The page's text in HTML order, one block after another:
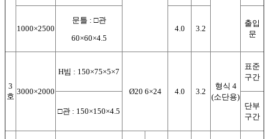
1000×2500
문틀 : □관
60×60×4.5
4.0 3.2
출입
문
3
호
3000×2000
H빔 : 150×75×5×7
Ø20 6×24 4.0 3.2
형식 4
(소단용)
표준
구간
□관 : 150×150×4.5
단부
구간